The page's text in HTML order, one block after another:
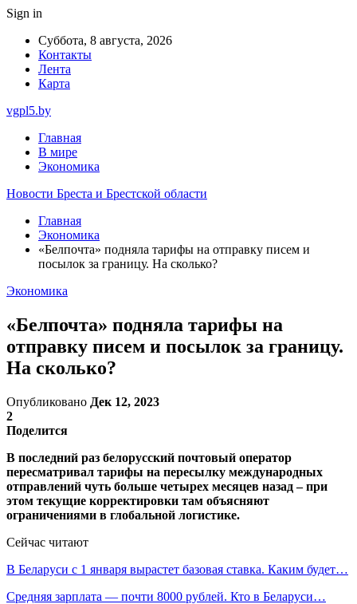
Sign in
Суббота, 8 августа, 2026
Контакты
Лента
Карта
vgpl5.by
Главная
В мире
Экономика
Новости Бреста и Брестской области
Главная
Экономика
«Белпочта» подняла тарифы на отправку писем и
посылок за границу. На сколько?
Экономика
«Белпочта» подняла тарифы на
отправку писем и посылок за границу.
На сколько?
Опубликовано Дек 12, 2023
2
Поделится
В последний раз белорусский почтовый оператор
пересматривал тарифы на пересылку международных
отправлений чуть больше четырех месяцев назад – при
этом текущие корректировки там объясняют
ограничениями в глобальной логистике.
Сейчас читают
В Беларуси с 1 января вырастет базовая ставка. Каким будет…
Средняя зарплата — почти 8000 рублей. Кто в Беларуси…